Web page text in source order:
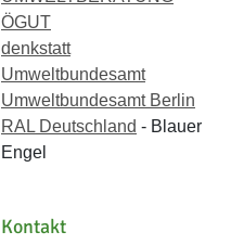
ÖGUT
denkstatt
Umweltbundesamt
Umweltbundesamt Berlin
RAL Deutschland - Blauer
Engel
Kontakt